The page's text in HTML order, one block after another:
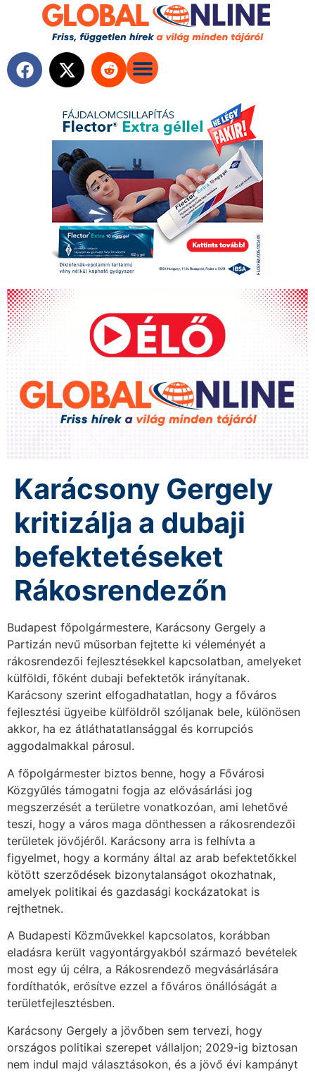
Karácsony Gergely
kritizálja a dubaji
befektetéseket
Rákosrendezőn
Budapest főpolgármestere, Karácsony Gergely a
Partizán nevű műsorban fejtette ki véleményét a
rákosrendezői fejlesztésekkel kapcsolatban, amelyeket
külföldi, főként dubaji befektetők irányítanak.
Karácsony szerint elfogadhatatlan, hogy a főváros
fejlesztési ügyeibe külföldről szóljanak bele, különösen
akkor, ha ez átláthatatlansággal és korrupciós
aggodalmakkal párosul.
A főpolgármester biztos benne, hogy a Fővárosi
Közgyűlés támogatni fogja az elővásárlási jog
megszerzését a területre vonatkozóan, ami lehetővé
teszi, hogy a város maga dönthessen a rákosrendezői
területek jövőjéről. Karácsony arra is felhívta a
figyelmet, hogy a kormány által az arab befektetőkkel
kötött szerződések bizonytalanságot okozhatnak,
amelyek politikai és gazdasági kockázatokat is
rejthetnek.
A Budapesti Közművekkel kapcsolatos, korábban
eladásra került vagyontárgyakból származó bevételek
most egy új célra, a Rákosrendező megvásárlására
fordíthatók, erősítve ezzel a főváros önállóságát a
területfejlesztésben.
Karácsony Gergely a jövőben sem tervezi, hogy
országos politikai szerepet vállaljon; 2029-ig biztosan
nem indul majd választásokon, és a jövő évi kampányt